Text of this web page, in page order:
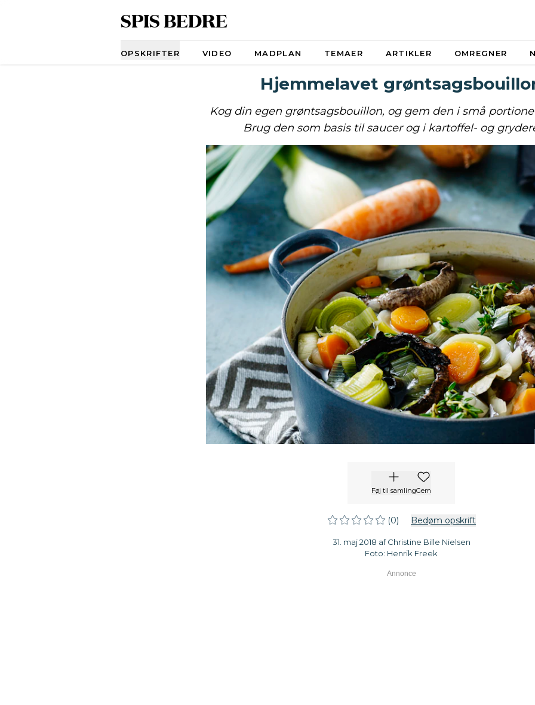
SPIS BEDRE
OPSKRIFTER VIDEO MADPLAN TEMAER ARTIKLER OMREGNER
Hjemmelavet
Kog din egen grøntsagsbouillon, og gem den i små
Brug den som basis til saucer og i kartoffel- og
Føj til samlingGem
(0) Bedøm opskrift
31. maj 2018 af Christine Bille Nielsen
Foto: Henrik Freek